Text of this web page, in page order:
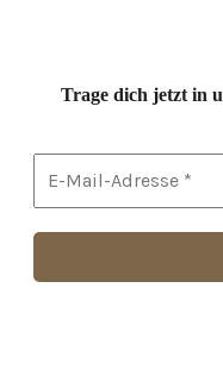
Trage dich jetzt in